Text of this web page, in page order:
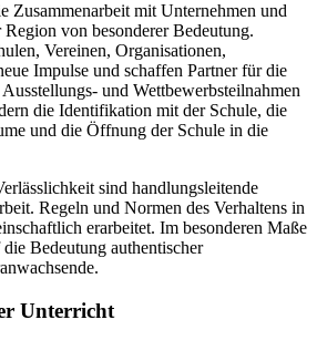
Zusammenarbeit mit Unternehmen und
von besonderer Bedeutung.
Vereinen, Organisationen,
Impulse und schaffen Partner für die
und Wettbewerbsteilnahmen
die Identifikation mit der Schule, die
und die Öffnung der Schule in die
sind handlungsleitende
Regeln und Normen des Verhaltens in
erarbeitet. Im besonderen Maße
Bedeutung authentischer
Unterricht